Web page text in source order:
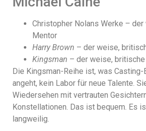
Christopher Nolans Werke –
Mentor
Harry Brown – der weise,
Kingsman – der weise, britische
Die Kingsman-Reihe ist, was Casting-
angeht, kein Labor für neue Talente.
Wiedersehen mit vertrauten
Konstellationen. Das ist bequem. Es
langweilig.